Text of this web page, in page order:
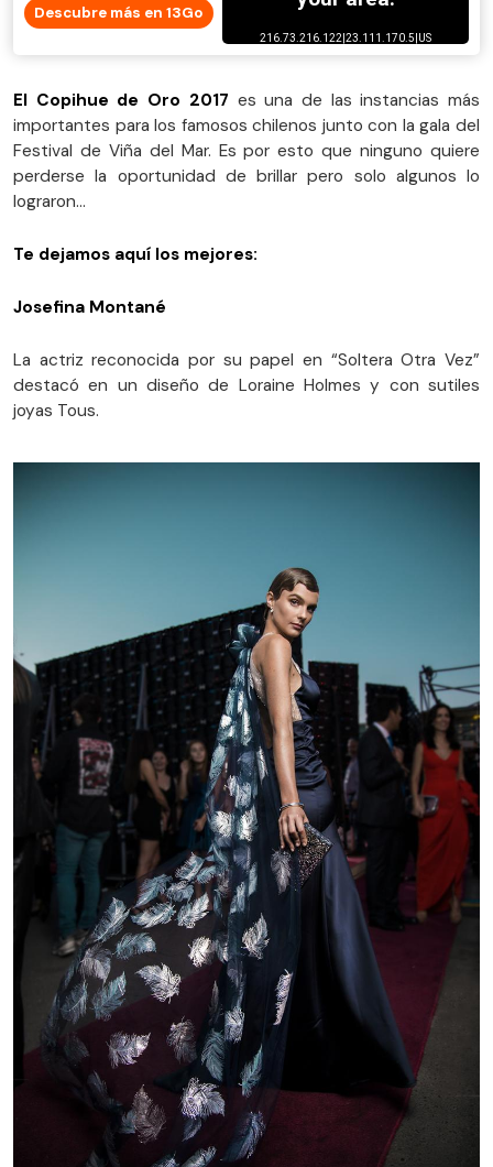
Descubre más en 13Go
El Copihue de Oro 2017 es una de las instancias más
importantes para los famosos chilenos junto con la gala del
Festival de Viña del Mar. Es por esto que ninguno quiere
perderse la oportunidad de brillar pero solo algunos lo
lograron...
Te dejamos aquí los mejores:
Josefina Montané
La actriz reconocida por su papel en “Soltera Otra Vez”
destacó en un diseño de Loraine Holmes y con sutiles
joyas Tous.